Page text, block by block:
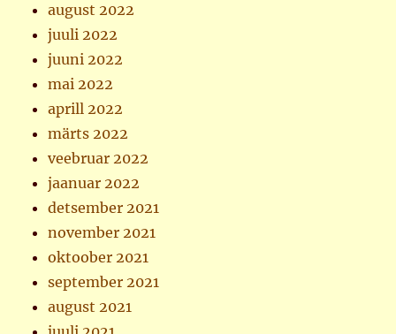
august 2022
juuli 2022
juuni 2022
mai 2022
aprill 2022
märts 2022
veebruar 2022
jaanuar 2022
detsember 2021
november 2021
oktoober 2021
september 2021
august 2021